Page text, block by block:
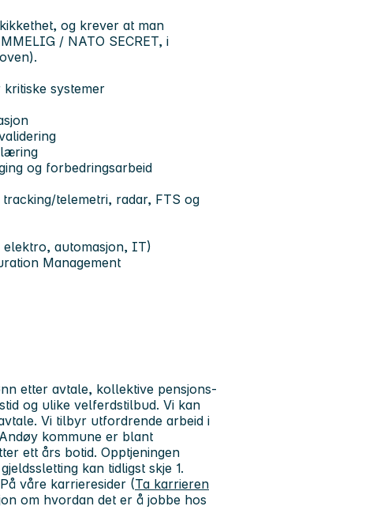
og krever at man
/ NATO SECRET, i
systemer
og forbedringsarbeid
telemetri, radar, FTS og
elektro, automasjon, IT)
Management
etter avtale, kollektive pensjons-
og ulike velferdstilbud. Vi kan
Vi tilbyr utfordrende arbeid i
kommune er blant
ett års botid. Opptjeningen
kan tidligst skje 1.
våre karrieresider (Ta karrieren
om hvordan det er å jobbe hos